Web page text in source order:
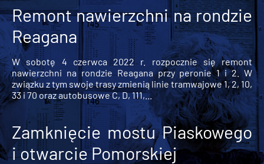
Remont nawierzchni na rondzie
Reagana
W sobotę 4 czerwca 2022 r. rozpocznie się remont
nawierzchni na rondzie Reagana przy peronie 1 i 2. W
związku z tym swoje trasy zmienią linie tramwajowe 1, 2, 10,
33 i 70 oraz autobusowe C, D, 111,...
Zamknięcie mostu Piaskowego
i otwarcie Pomorskiej